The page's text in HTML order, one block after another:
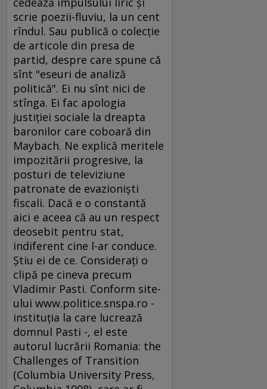
scrie poezii-fluviu, la un cent
rîndul. Sau publică o colecţie
de articole din presa de
partid, despre care spune că
sînt "eseuri de analiză
politică". Ei nu sînt nici de
stînga. Ei fac apologia
justiţiei sociale la dreapta
baronilor care coboară din
Maybach. Ne explică meritele
impozitării progresive, la
posturi de televiziune
patronate de evazionişti
fiscali. Dacă e o constantă
aici e aceea că au un respect
deosebit pentru stat,
indiferent cine l-ar conduce.
Ştiu ei de ce. Consideraţi o
clipă pe cineva precum
Vladimir Pasti. Conform site-
ului www.politice.snspa.ro -
instituţia la care lucrează
domnul Pasti -, el este
autorul lucrării Romania: the
Challenges of Transition
(Columbia University Press,